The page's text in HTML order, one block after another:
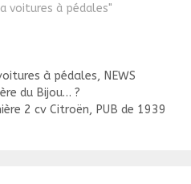
les agrandir.)
voitures à pédales"
à pédales, NEWS
du Bijou… ?
2 cv Citroën, PUB de 1939